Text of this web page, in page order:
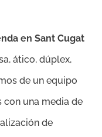
en Sant Cugat
ático, dúplex,
de un equipo
una media de
de